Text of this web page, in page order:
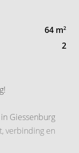
64 m2
2
Giessenburg
verbinding en